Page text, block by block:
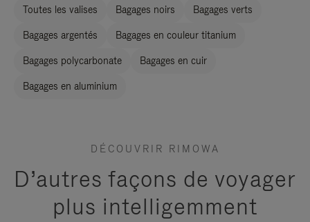
Toutes les valises Bagages noirs Bagages verts
Bagages argentés Bagages en couleur titanium
Bagages polycarbonate Bagages en cuir
Bagages en aluminium
DÉCOUVRIR RIMOWA
D’autres façons de voyager
plus intelligemment